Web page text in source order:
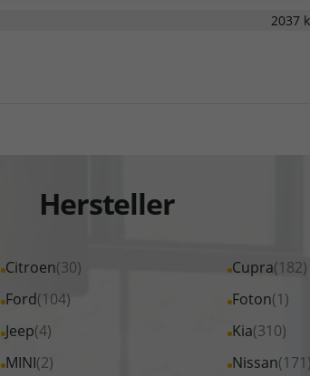
2037
Hersteller
Citroen(30)
Alle
Fahrzeuge
Citroen
anzeigen
Cupra(182)
Alle
Fahrzeuge
Cupra
anzeigen
Ford(104)
Alle
Fahrzeuge
Foton(1)
Alle
Fahrzeuge
Jeep(4)
Alle
Fahrzeuge
Kia(310)
Alle
Fahrzeuge
MINI(2)
Alle
Nissan(171)
Alle